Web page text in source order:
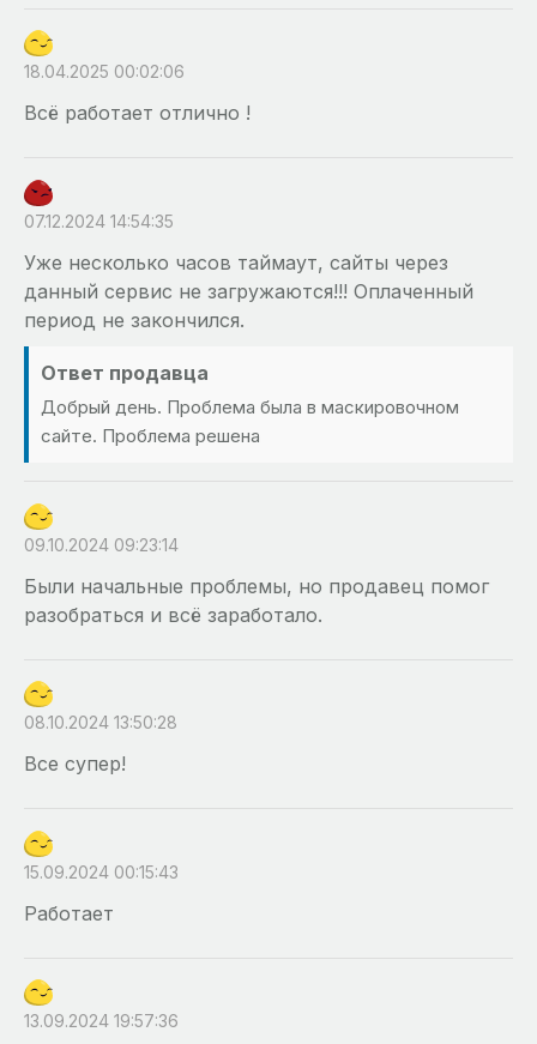
18.04.2025 00:02:06
Всё работает отлично !
07.12.2024 14:54:35
Уже несколько часов таймаут, сайты через
данный сервис не загружаются!!! Оплаченный
период не закончился.
Ответ продавца
Добрый день. Проблема была в маскировочном
сайте. Проблема решена
09.10.2024 09:23:14
Были начальные проблемы, но продавец помог
разобраться и всё заработало.
08.10.2024 13:50:28
Все супер!
15.09.2024 00:15:43
Работает
13.09.2024 19:57:36